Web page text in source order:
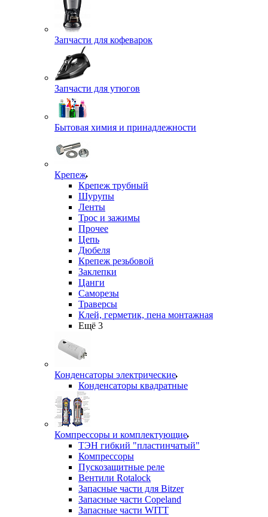
Запчасти для кофеварок
Запчасти для утюгов
Бытовая химия и принадлежности
Крепеж
Крепеж трубный
Шурупы
Ленты
Трос и зажимы
Прочее
Цепь
Дюбеля
Крепеж резьбовой
Заклепки
Цанги
Саморезы
Траверсы
Клей, герметик, пена монтажная
Ещё 3
Конденсаторы электрические
Конденсаторы квадратные
Компрессоры и комплектующие
ТЭН гибкий "пластинчатый"
Компрессоры
Пускозащитные реле
Вентили Rotalock
Запасные части для Bitzer
Запасные части Copeland
Запасные части WITT